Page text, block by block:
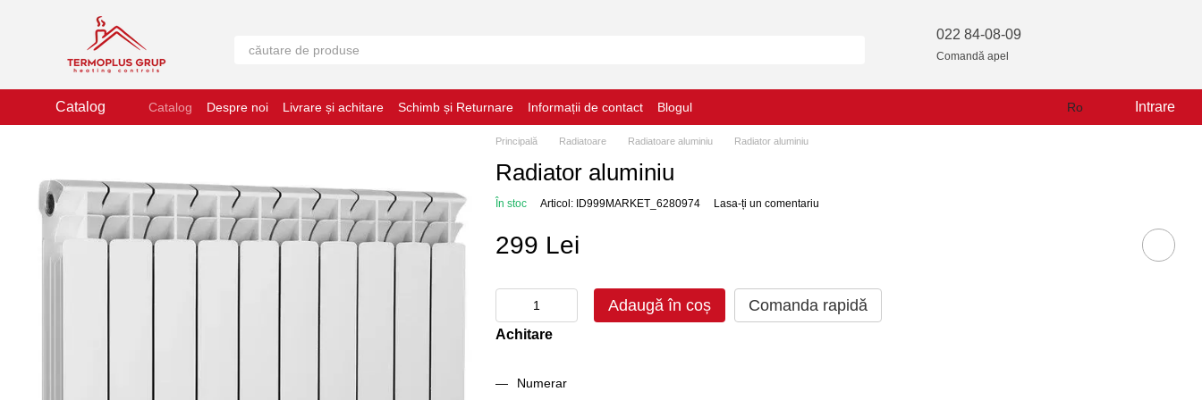
Mergi la conținutul principal
022 84-08-09
Comandă apel
Catalog Catalog Despre noi Livrare și achitare Schimb și Returnare Informații de contact Blogul Ro Intrare
Principală Radiatoare Radiatoare aluminiu Radiator aluminiu
Radiator aluminiu
În stoc Articol: ID999MARKET_6280974 Lasa-ți un comentariu
299 Lei
Adaugă în coș Comanda rapidă
Achitare
Numerar